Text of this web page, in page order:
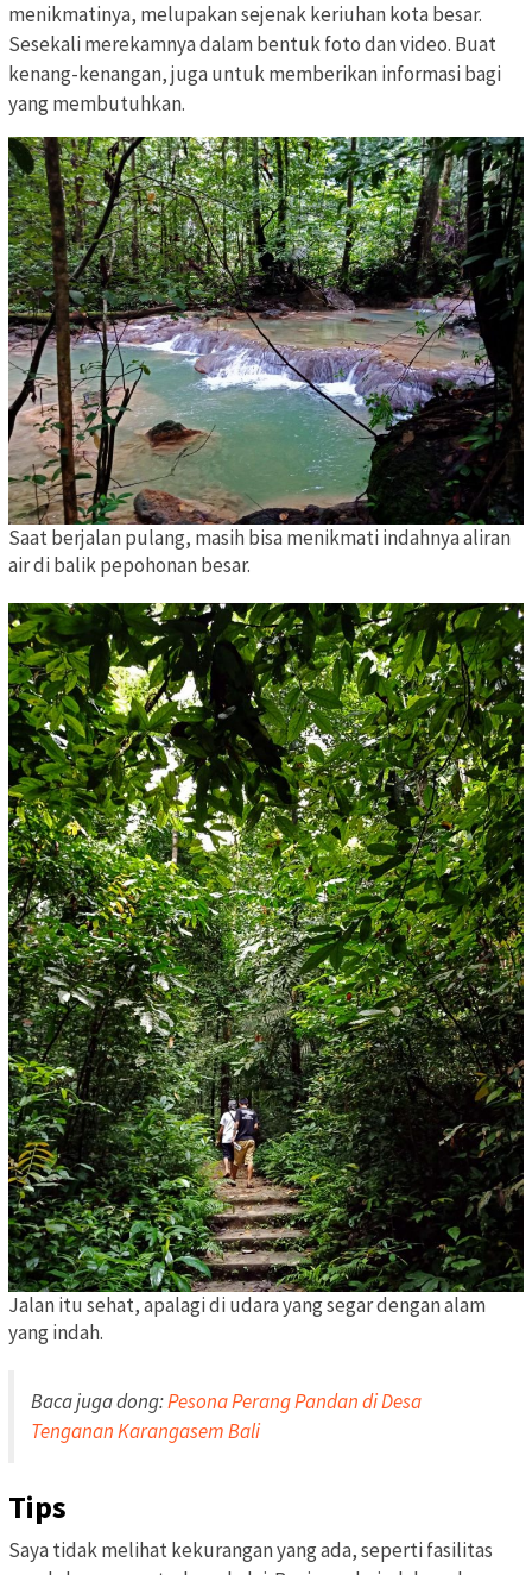
menikmatinya, melupakan sejenak keriuhan kota besar.
Sesekali merekamnya dalam bentuk foto dan video. Buat
kenang-kenangan, juga untuk memberikan informasi bagi
yang membutuhkan.
Saat berjalan pulang, masih bisa menikmati indahnya aliran
air di balik pepohonan besar.
Jalan itu sehat, apalagi di udara yang segar dengan alam
yang indah.
Baca juga dong:Pesona Perang Pandan di Desa
Tenganan Karangasem Bali
Tips
Saya tidak melihat kekurangan yang ada, seperti fasilitas